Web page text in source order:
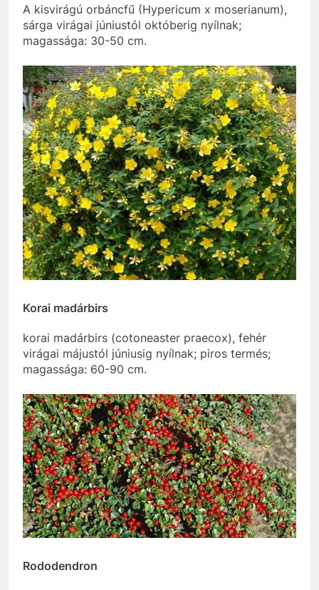
A kisvirágú orbáncfű (Hypericum x moserianum),
sárga virágai júniustól októberig nyílnak;
magassága: 30-50 cm.
Korai madárbirs
korai madárbirs (cotoneaster praecox), fehér
virágai májustól júniusig nyílnak; piros termés;
magassága: 60-90 cm.
Rododendron